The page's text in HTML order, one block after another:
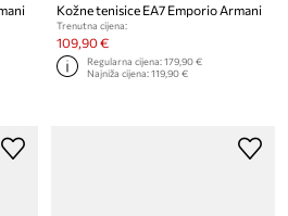
Kožne tenisice EA7 Emporio Armani
Trenutna cijena:
109,90 €
Regularna cijena:179,90 €
Najniža cijena:119,90 €